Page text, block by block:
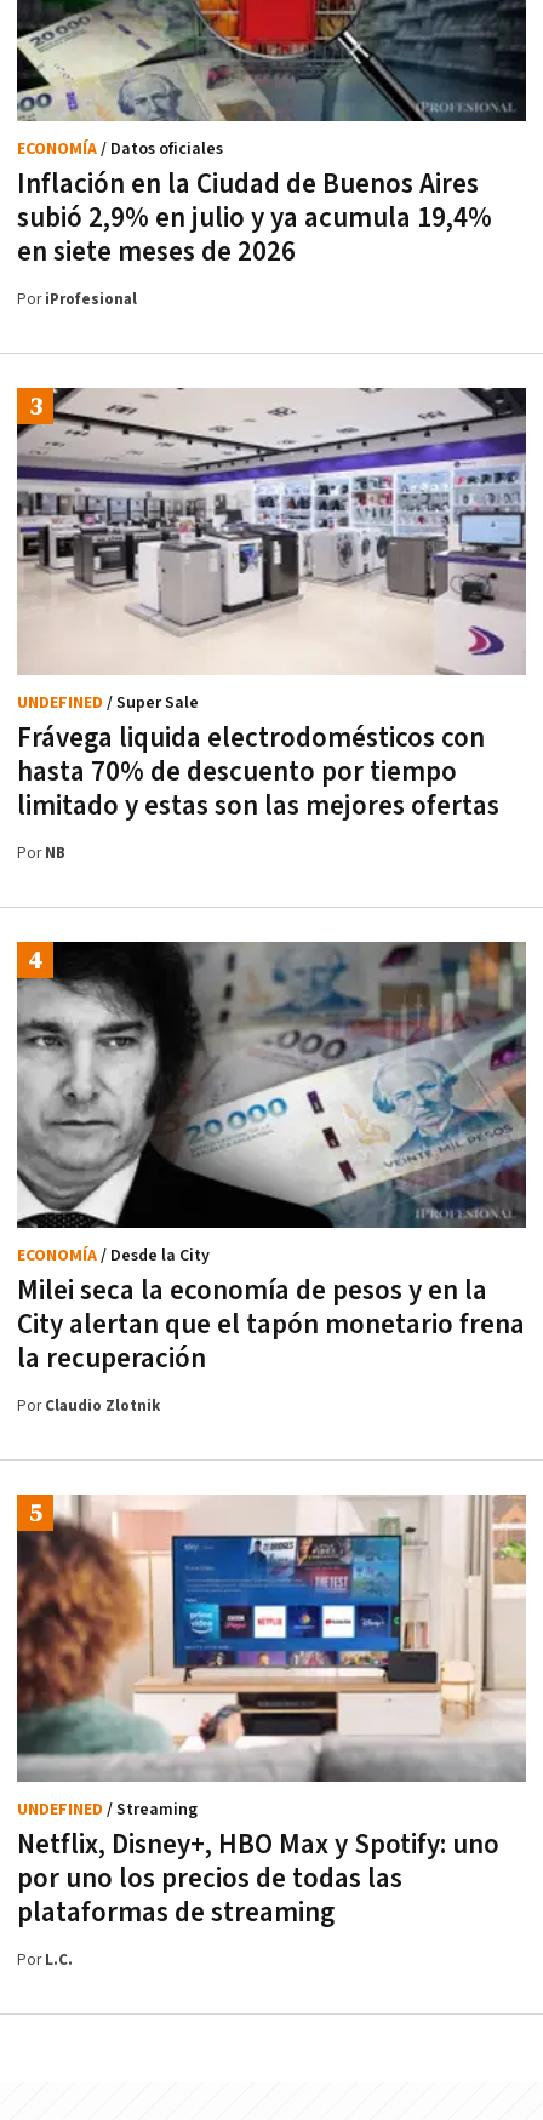
Inflación en la Ciudad de Buenos Aires
subió 2,9% en julio y ya acumula 19,4%
en siete meses de 2026
ECONOMÍA/ Datos oficiales
PoriProfesional
Frávega liquida electrodomésticos con
hasta 70% de descuento por tiempo
limitado y estas son las mejores ofertas
UNDEFINED / Super Sale
PorNB
Milei seca la economía de pesos y en la
City alertan que el tapón monetario frena
la recuperación
ECONOMÍA/ Desde la City
PorClaudio Zlotnik
Netflix, Disney+, HBO Max y Spotify: uno
por uno los precios de todas las
plataformas de streaming
UNDEFINED / Streaming
PorL.C.